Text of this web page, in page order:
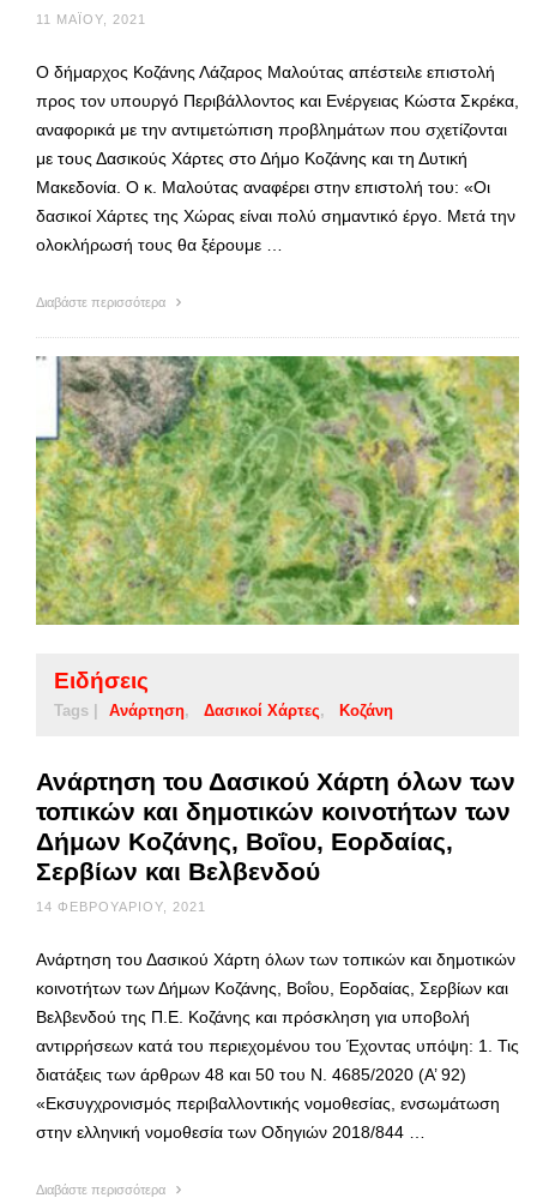
11 ΜΑΪ́ΟΥ, 2021
Ο δήμαρχος Κοζάνης Λάζαρος Μαλούτας απέστειλε επιστολή
προς τον υπουργό Περιβάλλοντος και Ενέργειας Κώστα Σκρέκα,
αναφορικά με την αντιμετώπιση προβλημάτων που σχετίζονται
με τους Δασικούς Χάρτες στο Δήμο Κοζάνης και τη Δυτική
Μακεδονία. Ο κ. Μαλούτας αναφέρει στην επιστολή του: «Οι
δασικοί Χάρτες της Χώρας είναι πολύ σημαντικό έργο. Μετά την
ολοκλήρωσή τους θα ξέρουμε …
Διαβάστε περισσότερα
Ειδήσεις
Tags | Ανάρτηση Δασικοί Χάρτες Κοζάνη
Ανάρτηση του Δασικού Χάρτη όλων των
τοπικών και δημοτικών κοινοτήτων των
Δήμων Κοζάνης, Βοΐου, Εορδαίας,
Σερβίων και Βελβενδού
14 ΦΕΒΡΟΥΑΡΊΟΥ, 2021
Ανάρτηση του Δασικού Χάρτη όλων των τοπικών και δημοτικών
κοινοτήτων των Δήμων Κοζάνης, Βοΐου, Εορδαίας, Σερβίων και
Βελβενδού της Π.Ε. Κοζάνης και πρόσκληση για υποβολή
αντιρρήσεων κατά του περιεχομένου του Έχοντας υπόψη: 1. Τις
διατάξεις των άρθρων 48 και 50 του Ν. 4685/2020 (Α’ 92)
«Εκσυγχρονισμός περιβαλλοντικής νομοθεσίας, ενσωμάτωση
στην ελληνική νομοθεσία των Οδηγιών 2018/844 …
Διαβάστε περισσότερα